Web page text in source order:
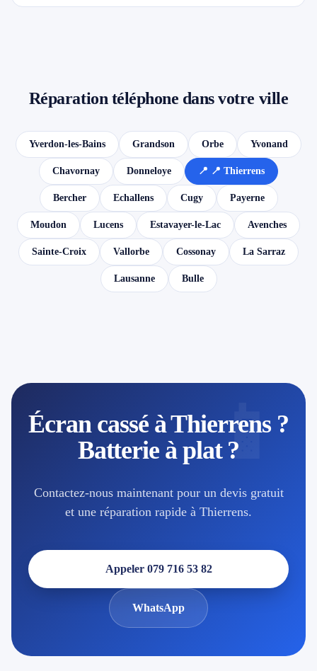
Réparation téléphone dans votre ville
Yverdon-les-Bains Grandson Orbe Yvonand
Chavornay Donneloye 📍 📍 Thierrens
Bercher Echallens Cugy Payerne
Moudon Lucens Estavayer-le-Lac Avenches
Sainte-Croix Vallorbe Cossonay La Sarraz
Lausanne Bulle
📱
Écran cassé à Thierrens ?
Batterie à plat ?
Contactez-nous maintenant pour un devis gratuit
et une réparation rapide à Thierrens.
Appeler 079 716 53 82
WhatsApp